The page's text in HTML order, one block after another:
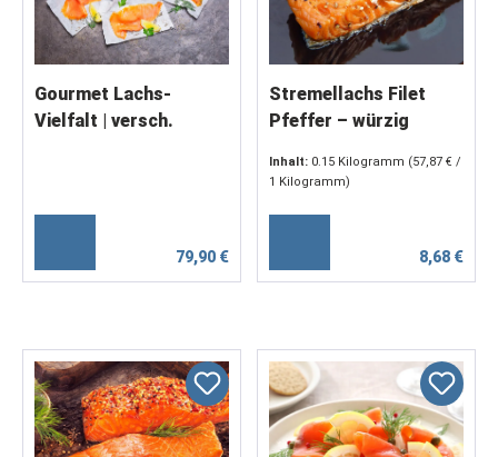
Gourmet Lachs-
Vielfalt | versch.
79,90 €
Stremellachs Filet
Pfeffer – würzig
200 g
Inhalt: 0.15 Kilogramm (57,87 € /
1 Kilogramm)
8,68 €